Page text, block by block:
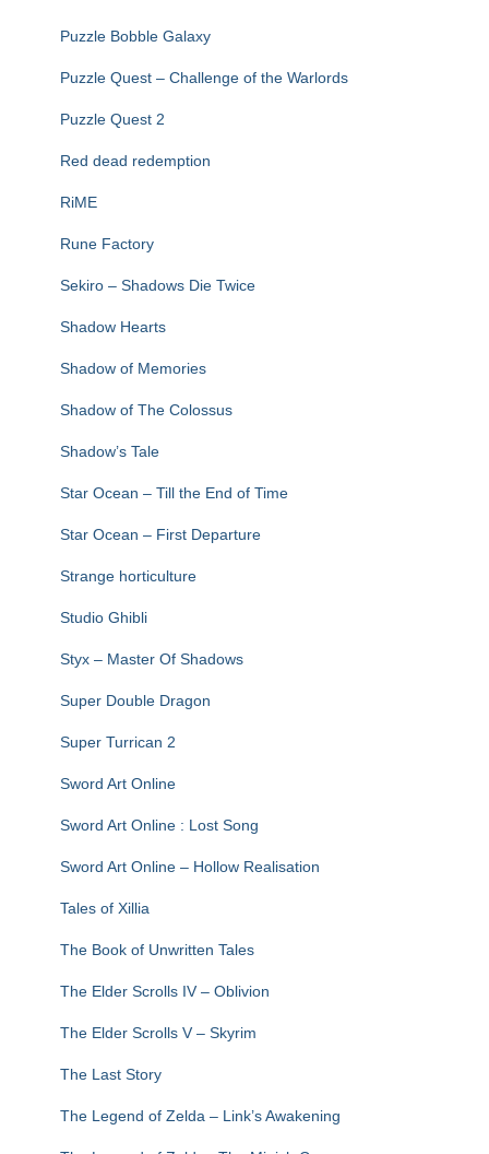
Puzzle Bobble Galaxy
Puzzle Quest – Challenge of the Warlords
Puzzle Quest 2
Red dead redemption
RiME
Rune Factory
Sekiro – Shadows Die Twice
Shadow Hearts
Shadow of Memories
Shadow of The Colossus
Shadow’s Tale
Star Ocean – Till the End of Time
Star Ocean – First Departure
Strange horticulture
Studio Ghibli
Styx – Master Of Shadows
Super Double Dragon
Super Turrican 2
Sword Art Online
Sword Art Online : Lost Song
Sword Art Online – Hollow Realisation
Tales of Xillia
The Book of Unwritten Tales
The Elder Scrolls IV – Oblivion
The Elder Scrolls V – Skyrim
The Last Story
The Legend of Zelda – Link’s Awakening